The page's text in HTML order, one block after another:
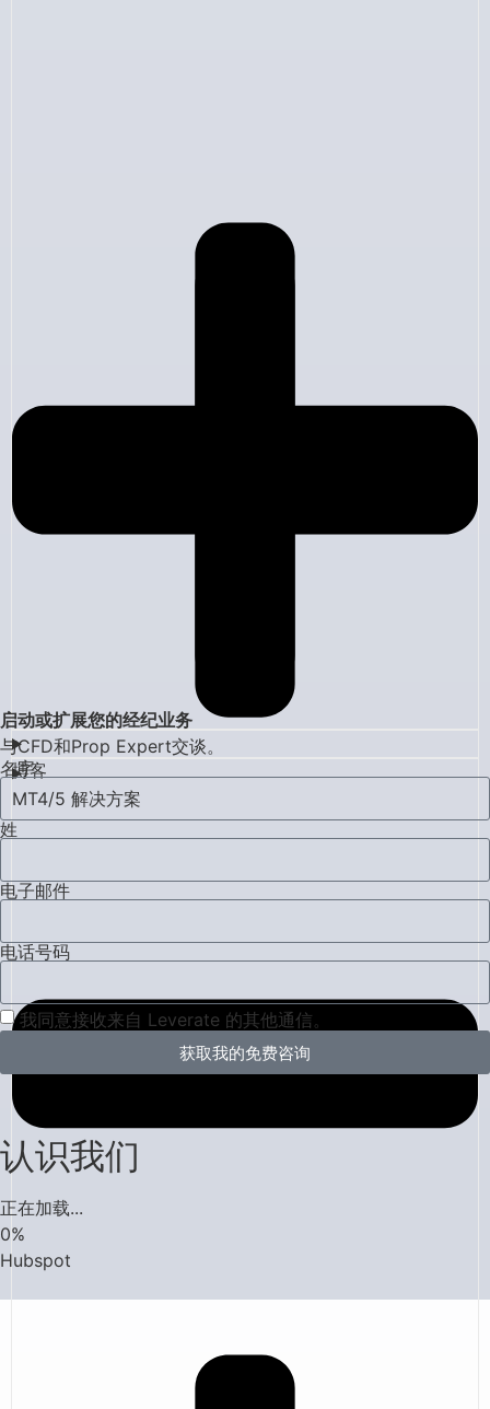
博客
MT4/5 解决方案
启动或扩展您的经纪业务
与CFD和Prop Expert交谈。
名字
姓
电子邮件
电话号码
我同意接收来自 Leverate 的其他通信。
获取我的免费咨询
认识我们
正在加载...
0%
Hubspot